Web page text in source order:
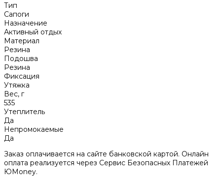
Тип
Сапоги
Назначение
Активный отдых
Материал
Резина
Подошва
Резина
Фиксация
Утяжка
Вес, г
535
Утеплитель
Да
Непромокаемые
Да
Заказ оплачивается на сайте банковской картой. Онлайн
оплата реализуется через Сервис Безопасных Платежей
ЮMoney.